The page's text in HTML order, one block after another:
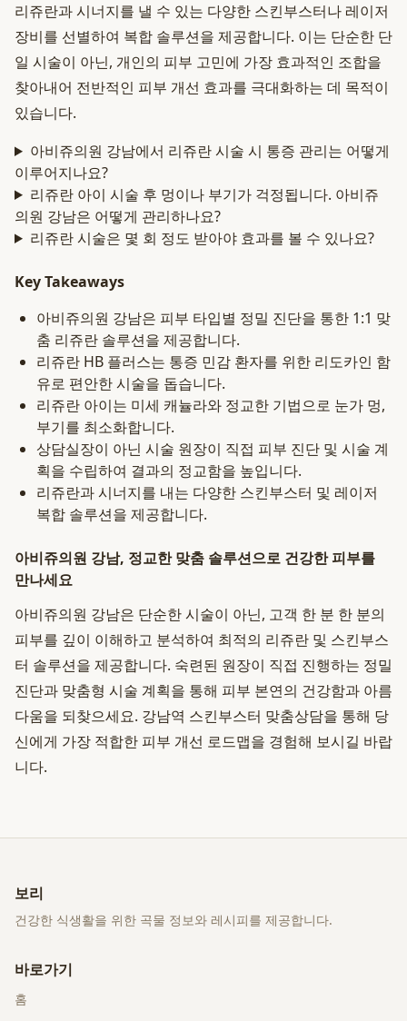
리쥬란과 시너지를 낼 수 있는 다양한 스킨부스터나 레이저
장비를 선별하여 복합 솔루션을 제공합니다. 이는 단순한 단
일 시술이 아닌, 개인의 피부 고민에 가장 효과적인 조합을
찾아내어 전반적인 피부 개선 효과를 극대화하는 데 목적이
있습니다.
아비쥬의원 강남에서 리쥬란 시술 시 통증 관리는 어떻게
이루어지나요?
리쥬란 아이 시술 후 멍이나 부기가 걱정됩니다. 아비쥬
의원 강남은 어떻게 관리하나요?
리쥬란 시술은 몇 회 정도 받아야 효과를 볼 수 있나요?
Key Takeaways
아비쥬의원 강남은 피부 타입별 정밀 진단을 통한 1:1 맞
춤 리쥬란 솔루션을 제공합니다.
리쥬란 HB 플러스는 통증 민감 환자를 위한 리도카인 함
유로 편안한 시술을 돕습니다.
리쥬란 아이는 미세 캐뉼라와 정교한 기법으로 눈가 멍,
부기를 최소화합니다.
상담실장이 아닌 시술 원장이 직접 피부 진단 및 시술 계
획을 수립하여 결과의 정교함을 높입니다.
리쥬란과 시너지를 내는 다양한 스킨부스터 및 레이저
복합 솔루션을 제공합니다.
아비쥬의원 강남, 정교한 맞춤 솔루션으로 건강한 피부를
만나세요
아비쥬의원 강남은 단순한 시술이 아닌, 고객 한 분 한 분의
피부를 깊이 이해하고 분석하여 최적의 리쥬란 및 스킨부스
터 솔루션을 제공합니다. 숙련된 원장이 직접 진행하는 정밀
진단과 맞춤형 시술 계획을 통해 피부 본연의 건강함과 아름
다움을 되찾으세요. 강남역 스킨부스터 맞춤상담을 통해 당
신에게 가장 적합한 피부 개선 로드맵을 경험해 보시길 바랍
니다.
보리
건강한 식생활을 위한 곡물 정보와 레시피를 제공합니다.
바로가기
홈